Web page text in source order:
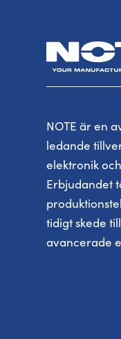
NOTE är en
ledande
elektronik
Erbjudandet
tidigt skede
avancerade